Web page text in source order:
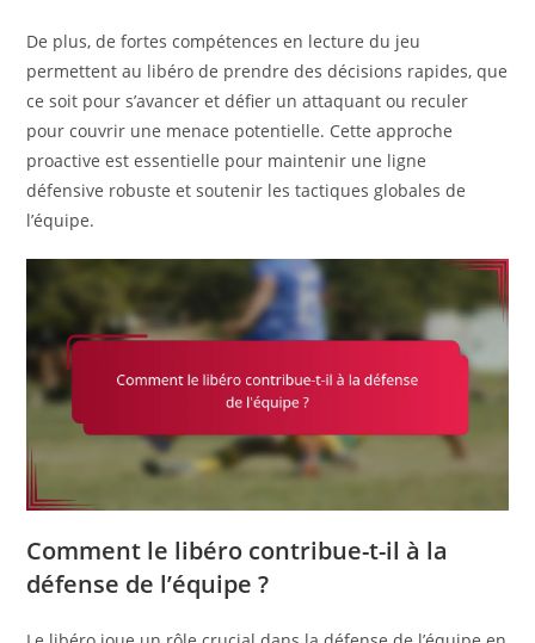
De plus, de fortes compétences en lecture du jeu
permettent au libéro de prendre des décisions rapides, que
ce soit pour s’avancer et défier un attaquant ou reculer
pour couvrir une menace potentielle. Cette approche
proactive est essentielle pour maintenir une ligne
défensive robuste et soutenir les tactiques globales de
l’équipe.
Comment le libéro contribue-t-il à la
défense de l’équipe ?